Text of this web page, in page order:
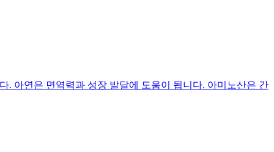
. 아연은 면역력과 성장 발달에 도움이 됩니다. 아미노산은 간